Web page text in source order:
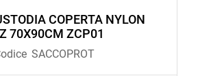
COPERTA NYLON
70X90CM ZCP01
SACCOPROT